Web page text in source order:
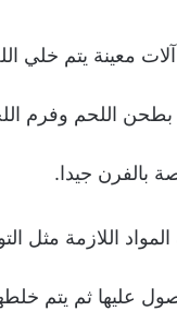
معينة يتم خلي
بطحن اللحم وفرم
بالفرن جيدا.
اللازمة مثل
عليها ثم يتم